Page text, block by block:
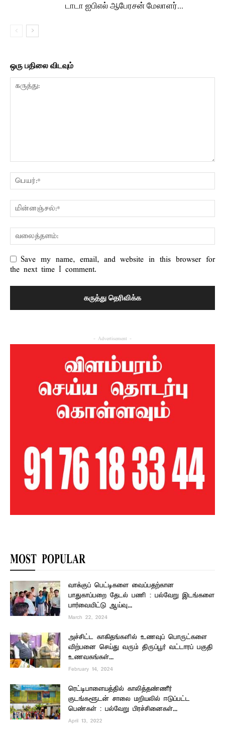
டாடா ஐபிஎல் ஆபேரசன் மேலாளர்...
ஒரு பதிலை விடவும்
Save my name, email, and website in this browser for
the next time I comment.
- Advertisement -
MOST POPULAR
வாக்குப் பெட்டிகளை வைப்பதற்கான
பாதுகாப்பறை தேடல் பணி : பல்வேறு இடங்களை
பார்வையிட்டு ஆய்வு...
March 22, 2024
அச்சிட்ட காகிதங்களில் உணவுப் பொருட்களை
விற்பனை செய்து வரும் திருப்பூர் வட்டாரப் பகுதி
உணவகங்கள்...
February 14, 2024
ரெட்டிபாளையத்தில் காலித்தண்ணீர்
குடங்களூடன் சாலை மறியலில் ஈடுப்பட்ட
பெண்கள் : பல்வேறு பிரச்சினைகள்...
April 13, 2022